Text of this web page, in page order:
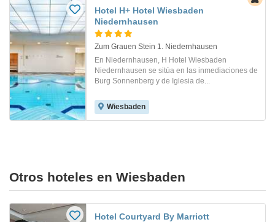
Hotel H+ Hotel Wiesbaden
Niedernhausen
Zum Grauen Stein 1. Niedernhausen
En Niedernhausen, H Hotel Wiesbaden
Niedernhausen se sitúa en las inmediaciones de
Burg Sonnenberg y de Iglesia de...
Wiesbaden
Otros hoteles en Wiesbaden
Hotel Courtyard By Marriott